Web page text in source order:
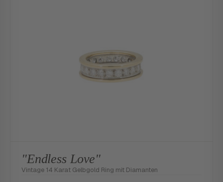
"Endless Love"
Vintage 14 Karat Gelbgold Ring mit Diamanten